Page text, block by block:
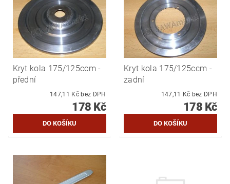
Kryt kola 175/125ccm -
přední
147,11 Kč bez DPH
178 Kč
Kryt kola 175/125ccm -
zadní
147,11 Kč bez DPH
178 Kč